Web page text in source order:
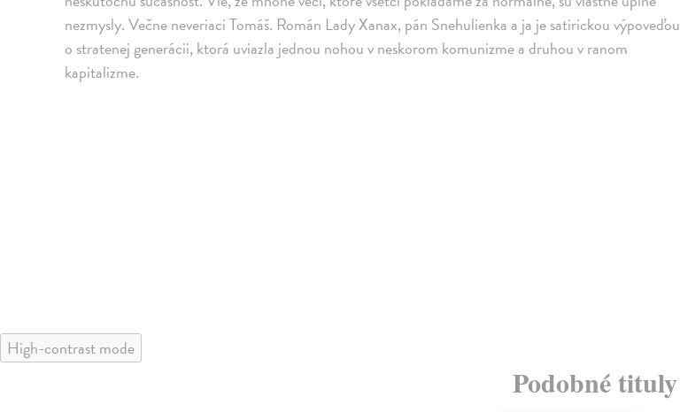
nezmysly. Večne neveriaci Tomáš. Román Lady Xanax, pán Snehulienka a ja je satirickou výpoveďou
o stratenej generácii, ktorá uviazla jednou nohou v neskorom komunizme a druhou v ranom
kapitalizme.
High-contrast mode
Podobné tituly